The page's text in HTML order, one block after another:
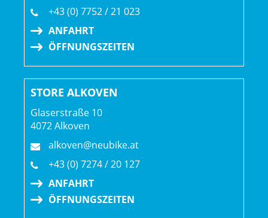
+43 (0) 7752 / 21 023
ANFAHRT
ÖFFNUNGSZEITEN
STORE ALKOVEN
Glaserstraße 10
4072 Alkoven
alkoven@neubike.at
+43 (0) 7274 / 20 127
ANFAHRT
ÖFFNUNGSZEITEN